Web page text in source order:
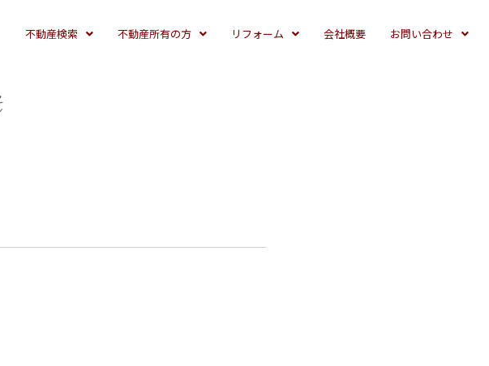
不動産検索 不動産所有の方 リフォーム 会社概要 お問い合わせ